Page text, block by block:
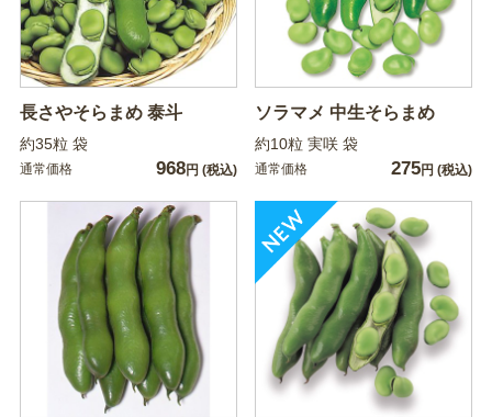
長さやそらまめ 泰斗
約35粒 袋
通常価格 968円 (税込)
ソラマメ 中生そらまめ
約10粒 実咲 袋
通常価格 275円 (税込)